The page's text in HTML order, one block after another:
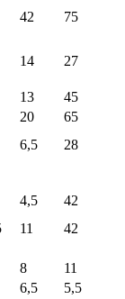
42
75
14 27
13
45
20
65
6,5
28
4,5
42
11
42
8
11
6,5
5,5